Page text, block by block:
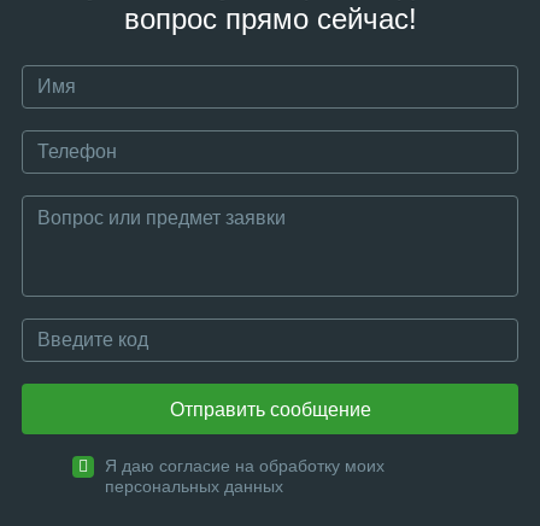
вопрос прямо сейчас!
Отправить сообщение
Я даю согласие на обработку моих
персональных данных